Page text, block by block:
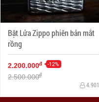
Bật Lửa Zippo phiên bản mắt
rồng
2.200.000đ -12%
2.500.000đ
4.901